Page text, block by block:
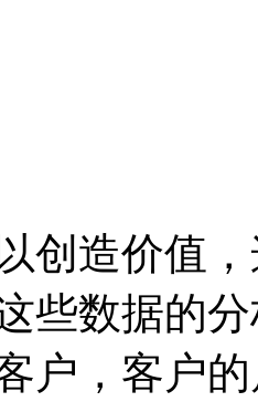
创造价值
些数据的
户，客户